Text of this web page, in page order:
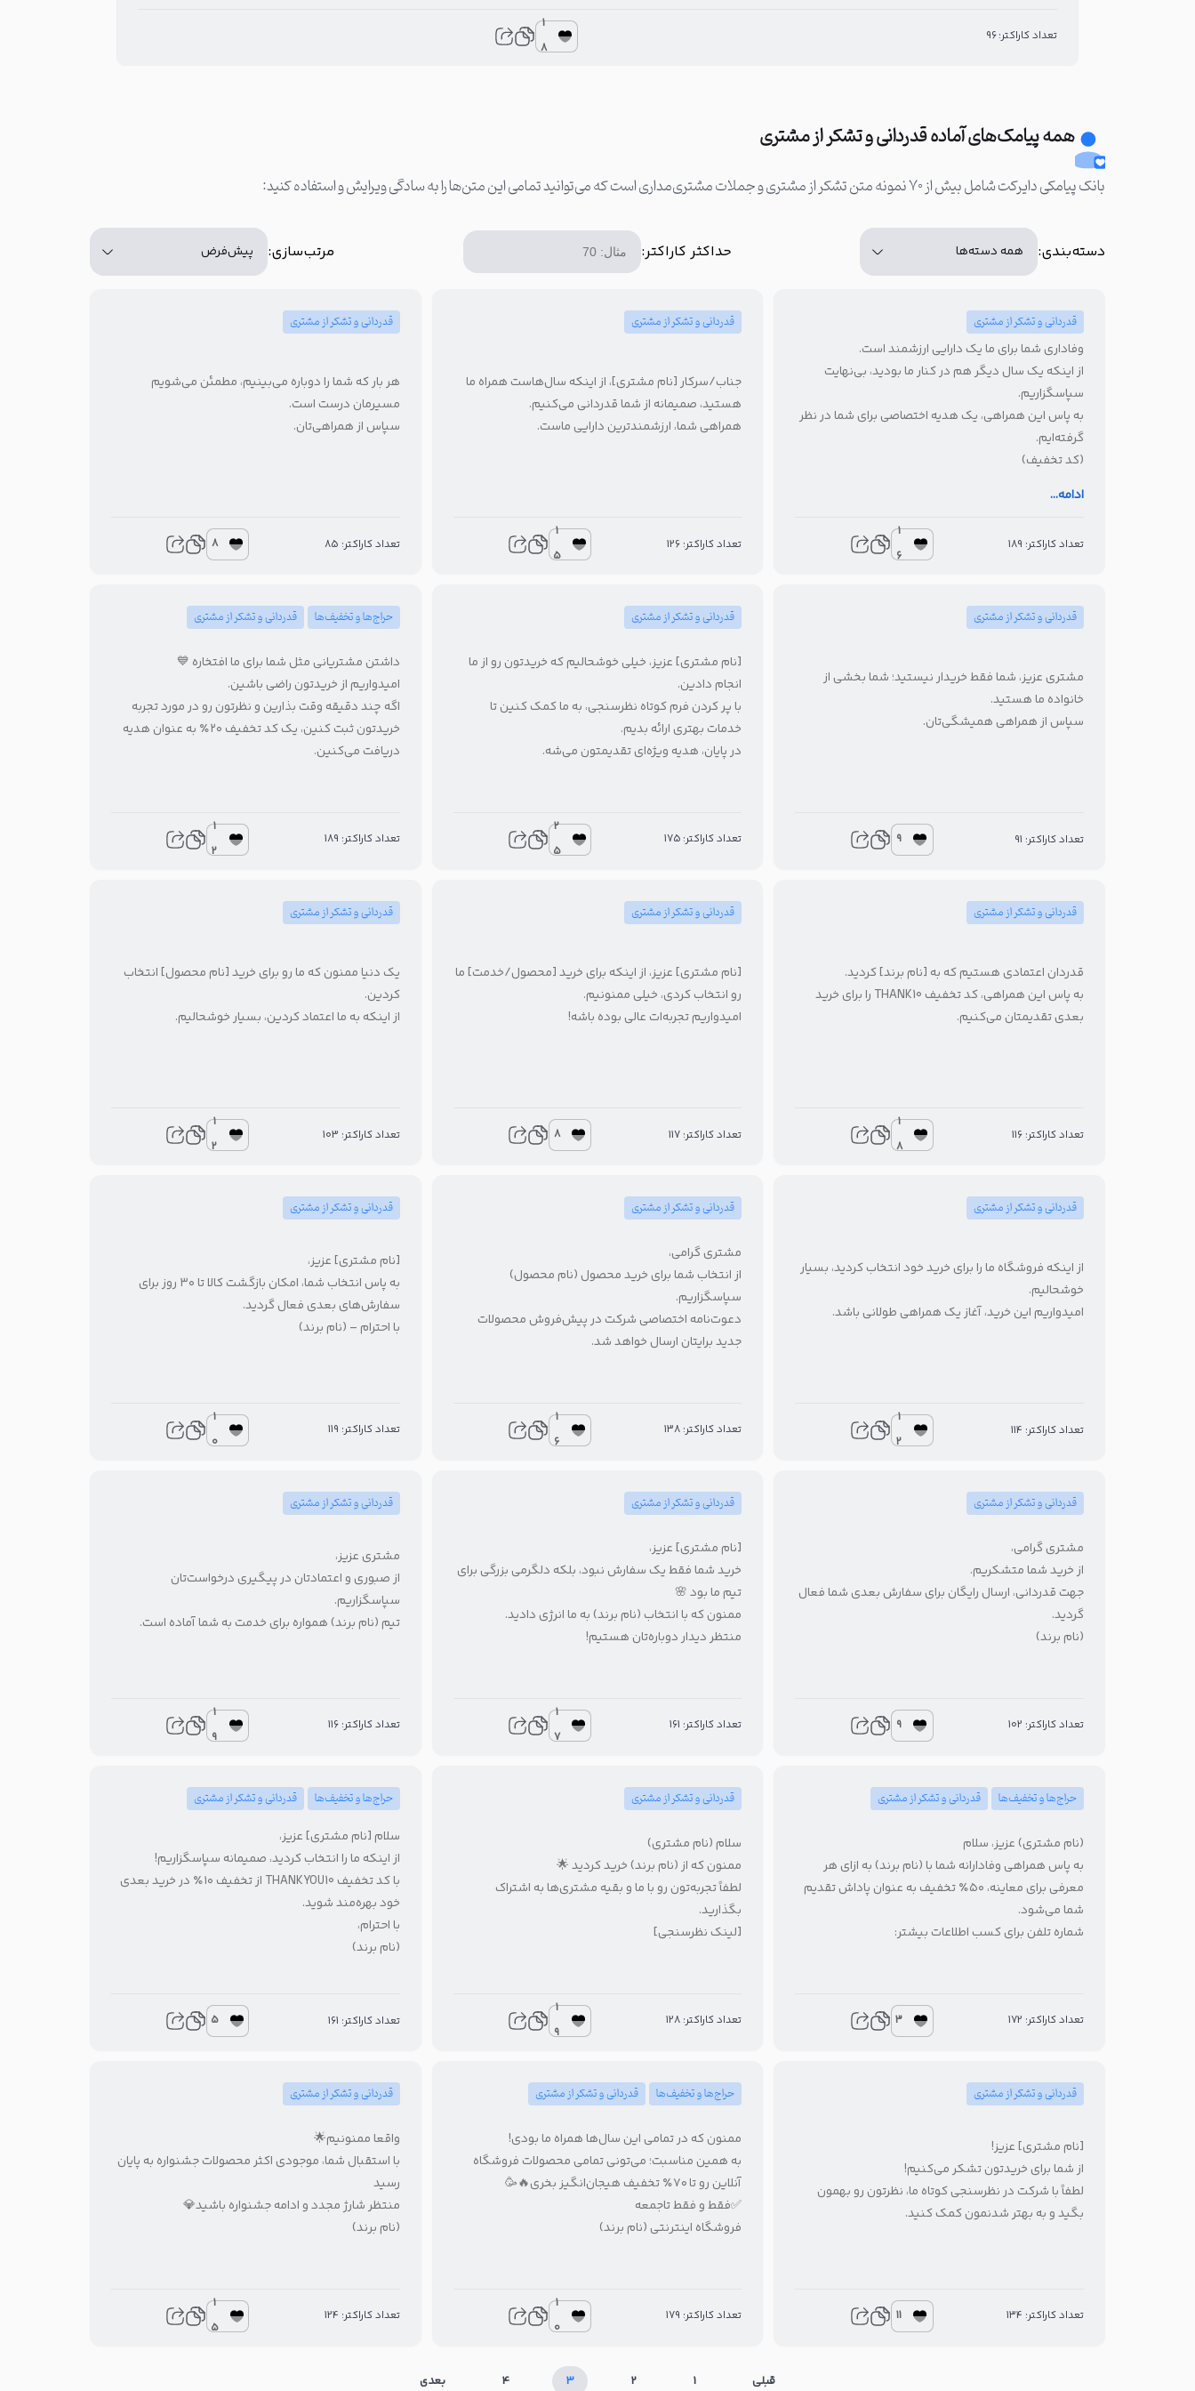
تعداد کاراکتر: 96
1
8
همه پیامک‌های آماده قدردانی و تشکر از مشتری
بانک پیامکی دایرکت شامل بیش از ۷۰ نمونه متن تشکر از مشتری و جملات مشتری‌مداری است که می‌توانید تمامی این متن‌ها را به سادگی ویرایش و استفاده کنید:
دسته‌بندی: حداکثر کاراکتر: مرتب‌سازی:
قدردانی و تشکر از مشتری
وفاداری شما برای ما یک دارایی ارزشمند است.
از اینکه یک سال دیگر هم در کنار ما بودید، بی‌نهایت
سپاسگزاریم.
به پاس این همراهی، یک هدیه اختصاصی برای شما در نظر
گرفته‌ایم.
(کد تخفیف)
ادامه...
تعداد کاراکتر: 189
1
6
قدردانی و تشکر از مشتری
جناب/سرکار [نام مشتری]، از اینکه سال‌هاست همراه ما
هستید، صمیمانه از شما قدردانی می‌کنیم.
همراهی شما، ارزشمندترین دارایی ماست.
تعداد کاراکتر: 126
1
5
قدردانی و تشکر از مشتری
هر بار که شما را دوباره می‌بینیم، مطمئن می‌شویم
مسیرمان درست است.
سپاس از همراهی‌تان.
تعداد کاراکتر: 85 8
قدردانی و تشکر از مشتری
مشتری عزیز، شما فقط خریدار نیستید؛ شما بخشی از
خانواده ما هستید.
سپاس از همراهی همیشگی‌تان.
تعداد کاراکتر: 91 9
قدردانی و تشکر از مشتری
[نام مشتری] عزیز، خیلی خوشحالیم که خریدتون رو از ما
انجام دادین.
با پر کردن فرم کوتاه نظرسنجی، به ما کمک کنین تا
خدمات بهتری ارائه بدیم.
در پایان، هدیه ویژه‌ای تقدیمتون می‌شه.
تعداد کاراکتر: 175
2
5
حراج‌ها و تخفیف‌ها قدردانی و تشکر از مشتری
داشتن مشتریانی مثل شما برای ما افتخاره 💙
امیدواریم از خریدتون راضی باشین.
اگه چند دقیقه وقت بذارین و نظرتون رو در مورد تجربه
خریدتون ثبت کنین، یک کد تخفیف ۲۰٪ به عنوان هدیه
دریافت می‌کنین.
تعداد کاراکتر: 189
1
2
قدردانی و تشکر از مشتری
قدردان اعتمادی هستیم که به [نام برند] کردید.
به پاس این همراهی، کد تخفیف THANK10 را برای خرید
بعدی تقدیمتان می‌کنیم.
تعداد کاراکتر: 116
1
8
قدردانی و تشکر از مشتری
[نام مشتری] عزیز، از اینکه برای خرید [محصول/خدمت] ما
رو انتخاب کردی، خیلی ممنونیم.
امیدواریم تجربه‌ات عالی بوده باشه!
تعداد کاراکتر: 117 8
قدردانی و تشکر از مشتری
یک دنیا ممنون که ما رو برای خرید [نام محصول] انتخاب
کردین.
از اینکه به ما اعتماد کردین، بسیار خوشحالیم.
تعداد کاراکتر: 103
1
2
قدردانی و تشکر از مشتری
از اینکه فروشگاه ما را برای خرید خود انتخاب کردید، بسیار
خوشحالیم.
امیدواریم این خرید، آغاز یک همراهی طولانی باشد.
تعداد کاراکتر: 114
1
2
قدردانی و تشکر از مشتری
مشتری گرامی،
از انتخاب شما برای خرید محصول (نام محصول)
سپاسگزاریم.
دعوت‌نامه اختصاصی شرکت در پیش‌فروش محصولات
جدید برایتان ارسال خواهد شد.
تعداد کاراکتر: 138
1
6
قدردانی و تشکر از مشتری
[نام مشتری] عزیز،
به پاس انتخاب شما، امکان بازگشت کالا تا ۳۰ روز برای
سفارش‌های بعدی فعال گردید.
با احترام – (نام برند)
تعداد کاراکتر: 119
1
0
قدردانی و تشکر از مشتری
مشتری گرامی،
از خرید شما متشکریم.
جهت قدردانی، ارسال رایگان برای سفارش بعدی شما فعال
گردید.
(نام برند)
تعداد کاراکتر: 102 9
قدردانی و تشکر از مشتری
[نام مشتری] عزیز،
خرید شما فقط یک سفارش نبود، بلکه دلگرمی بزرگی برای
تیم ما بود 🌸
ممنون که با انتخاب (نام برند) به ما انرژی دادید.
منتظر دیدار دوباره‌تان هستیم!
تعداد کاراکتر: 161
1
7
قدردانی و تشکر از مشتری
مشتری عزیز،
از صبوری و اعتمادتان در پیگیری درخواست‌تان
سپاسگزاریم.
تیم (نام برند) همواره برای خدمت به شما آماده است.
تعداد کاراکتر: 116
1
9
حراج‌ها و تخفیف‌ها قدردانی و تشکر از مشتری
(نام مشتری) عزیز، سلام
به پاس همراهی وفادارانه شما با (نام برند) به ازای هر
معرفی برای معاینه، ۵۰٪ تخفیف به عنوان پاداش تقدیم
شما می‌شود.
شماره تلفن برای کسب اطلاعات بیشتر:
تعداد کاراکتر: 172 3
قدردانی و تشکر از مشتری
سلام (نام مشتری)
ممنون که از (نام برند) خرید کردید 🌟
لطفاً تجربه‌تون رو با ما و بقیه مشتری‌ها به اشتراک
بگذارید.
[لینک نظرسنجی]
تعداد کاراکتر: 128
1
9
حراج‌ها و تخفیف‌ها قدردانی و تشکر از مشتری
سلام [نام مشتری] عزیز،
از اینکه ما را انتخاب کردید، صمیمانه سپاسگزاریم!
با کد تخفیف THANKYOU10 از تخفیف ۱۰٪ در خرید بعدی
خود بهره‌مند شوید.
با احترام،
(نام برند)
تعداد کاراکتر: 161 5
قدردانی و تشکر از مشتری
[نام مشتری] عزیز!
از شما برای خریدتون تشکر می‌کنیم!
لطفاً با شرکت در نظرسنجی کوتاه ما، نظرتون رو بهمون
بگید و به بهتر شدنمون کمک کنید.
تعداد کاراکتر: 134 11
حراج‌ها و تخفیف‌ها قدردانی و تشکر از مشتری
ممنون که در تمامی این سال‌ها همراه ما بودی!
به همین مناسبت؛ می‌تونی تمامی محصولات فروشگاه
آنلاین رو تا ۷۰٪ تخفیف هیجان‌انگیز بخری🔥🥳
✅فقط و فقط تاجمعه
فروشگاه اینترنتی (نام برند)
تعداد کاراکتر: 179
1
0
قدردانی و تشکر از مشتری
واقعا ممنونیم🌟
با استقبال شما، موجودی اکثر محصولات جشنواره به پایان
رسید
منتظر شارژ مجدد و ادامه جشنواره باشید💎
(نام برند)
تعداد کاراکتر: 124
1
5
قبلی 1
2
3
4 بعدی